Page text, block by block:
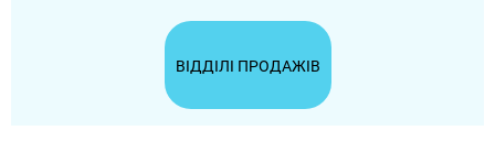
ВІДДІЛІ ПРОДАЖІВ